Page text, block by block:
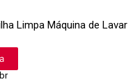
Limpa Máquina de Lavar